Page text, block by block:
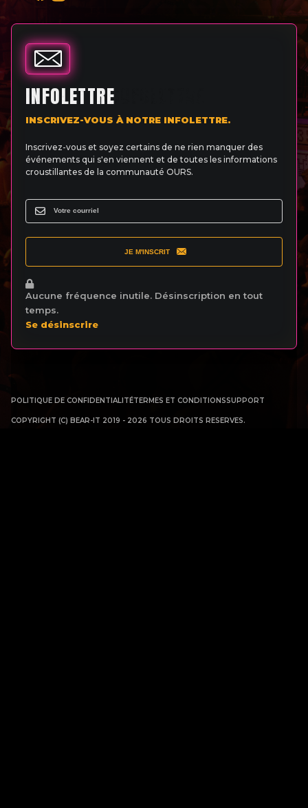
INFOLETTRE
INSCRIVEZ-VOUS À NOTRE INFOLETTRE.
Inscrivez-vous et soyez certains de ne rien manquer des
événements qui s'en viennent et de toutes les informations
croustillantes de la communauté OURS.
JE M'INSCRIT
Aucune fréquence inutile. Désinscription en tout
temps.
Se désinscrire
POLITIQUE DE CONFIDENTIALITÉTERMES ET CONDITIONSSUPPORT
COPYRIGHT (C) BEAR-IT 2019 - 2026 TOUS DROITS RESERVES.